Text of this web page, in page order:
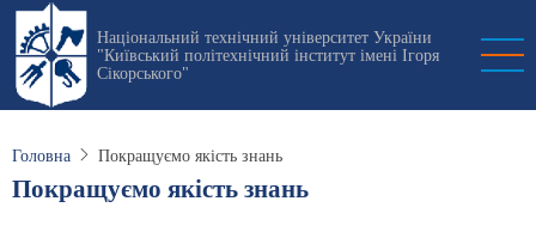
Перейти
основного
вмісту
Національний технічний університет України
"Київський політехнічний інститут імені Ігоря
Сікорського"
Головна Покращуємо якість знань
Покращуємо якість знань